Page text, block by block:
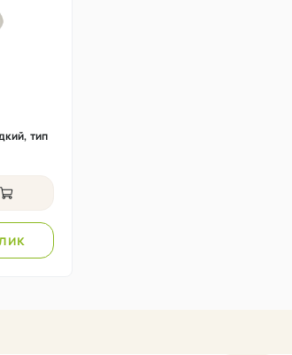
тип